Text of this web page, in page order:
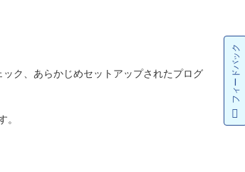
ク、あらかじめセットアップされたプログ
。
フィードバック